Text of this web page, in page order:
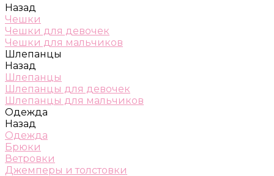
Назад
Чешки
Чешки для девочек
Чешки для мальчиков
Шлепанцы
Назад
Шлепанцы
Шлепанцы для девочек
Шлепанцы для мальчиков
Одежда
Назад
Одежда
Брюки
Ветровки
Джемперы и толстовки